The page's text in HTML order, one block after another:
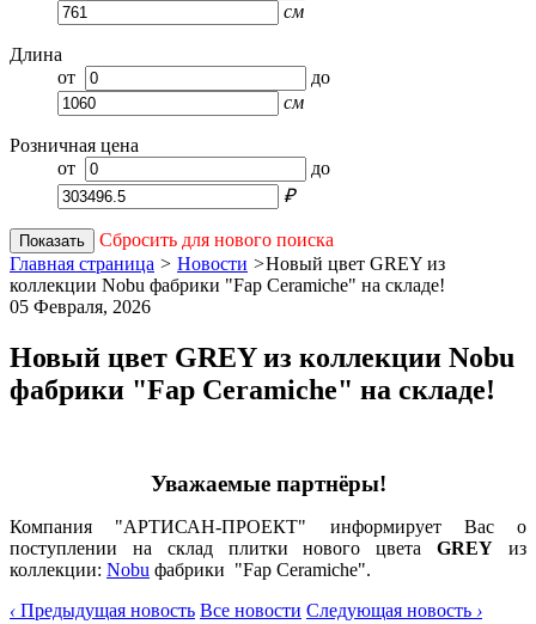
см
Длина
от
до
см
Розничная цена
от
до
₽
Показать
Сбросить для нового поиска
Главная страница > Новости >Новый цвет GREY из
коллекции Nobu фабрики "Fap Ceramiche" на складе!
05 Февраля, 2026
Новый цвет GREY из коллекции Nobu
фабрики "Fap Ceramiche" на складе!
Уважаемые партнёры!
Компания "АРТИСАН-ПРОЕКТ" информирует Вас о
поступлении на склад плитки нового цветаGREY из
коллекции: Nobu фабрики "Fap Ceramiche".
‹ Предыдущая новость Все новости Следующая новость ›